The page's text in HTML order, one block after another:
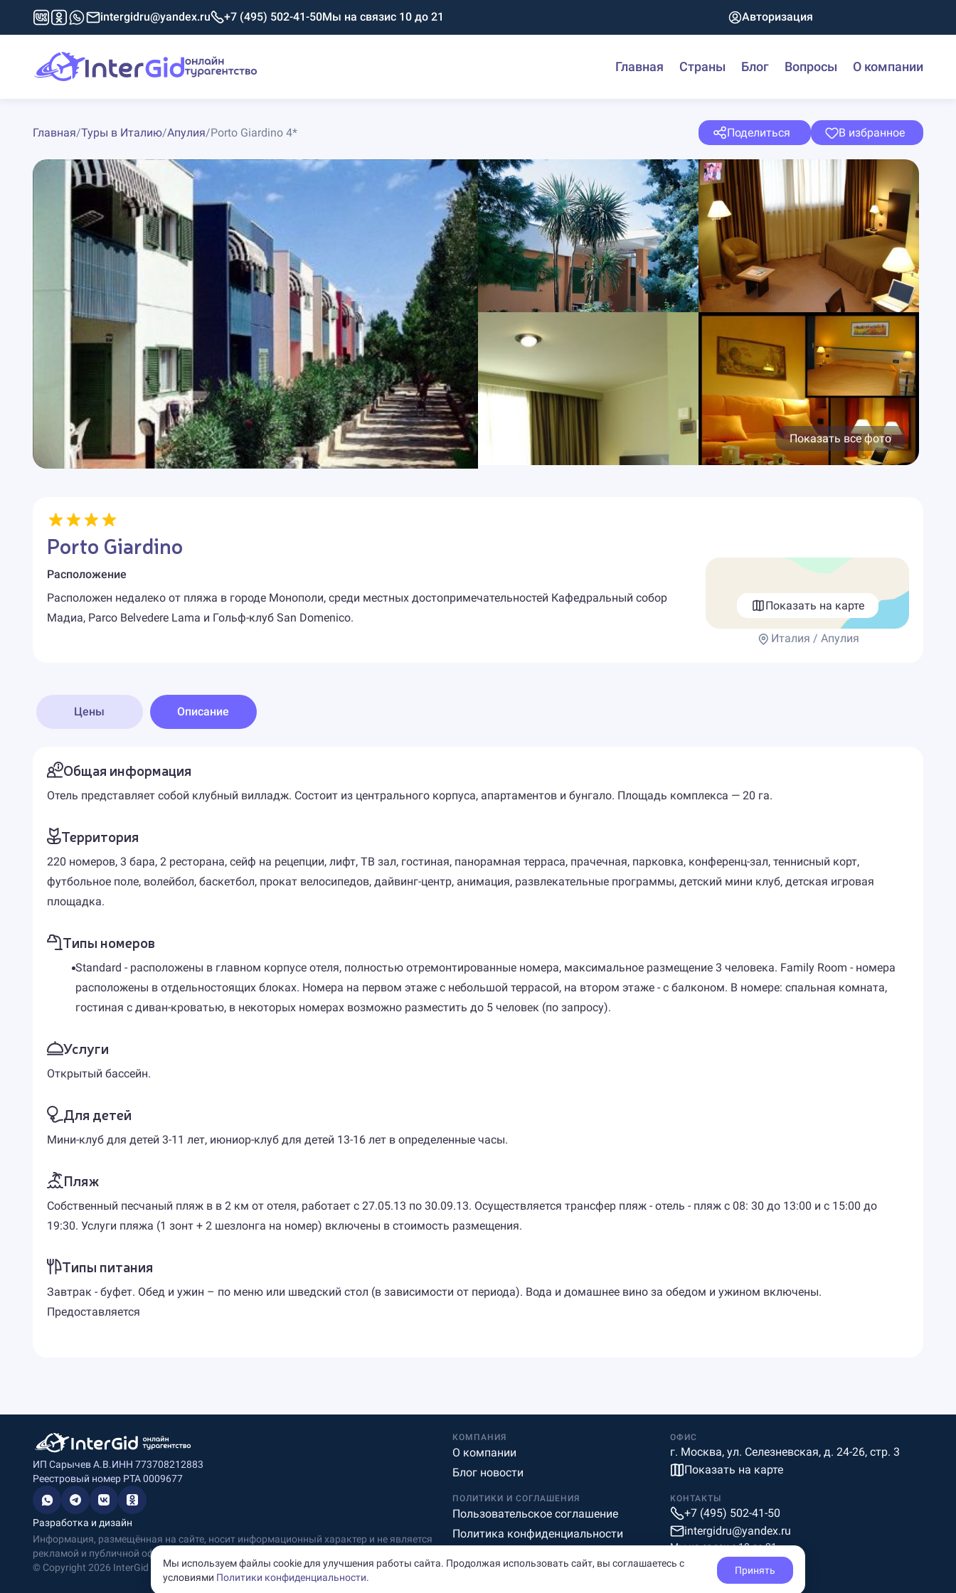
intergidru@yandex.ru +7 (495) 502-41-50Мы на связис 10 до 21 Авторизация
Главная Страны Блог Вопросы О компании
Главная/Туры в Италию/Апулия/Porto Giardino 4* Поделиться В избранное
Показать все фото
Porto Giardino
Расположение
Расположен недалеко от пляжа в городе Монополи, среди местных достопримечательностей Кафедральный собор
Мадиа, Parco Belvedere Lama и Гольф-клуб San Domenico.
Показать на карте
Италия / Апулия
Цены Описание
Общая информация
Отель представляет собой клубный вилладж. Состоит из центрального корпуса, апартаментов и бунгало. Площадь комплекса — 20 га.
Территория
220 номеров, 3 бара, 2 ресторана, сейф на рецепции, лифт, ТВ зал, гостиная, панорамная терраса, прачечная, парковка, конференц-зал, теннисный корт,
футбольное поле, волейбол, баскетбол, прокат велосипедов, дайвинг-центр, анимация, развлекательные программы, детский мини клуб, детская игровая
площадка.
Типы номеров
Standard - расположены в главном корпусе отеля, полностью отремонтированные номера, максимальное размещение 3 человека. Family Room - номера
расположены в отдельностоящих блоках. Номера на первом этаже с небольшой террасой, на втором этаже - с балконом. В номере: спальная комната,
гостиная с диван-кроватью, в некоторых номерах возможно разместить до 5 человек (по запросу).
Услуги
Открытый бассейн.
Для детей
Мини-клуб для детей 3-11 лет, июниор-клуб для детей 13-16 лет в определенные часы.
Пляж
Собственный песчаный пляж в в 2 км от отеля, работает с 27.05.13 по 30.09.13. Осуществляется трансфер пляж - отель - пляж с 08: 30 до 13:00 и с 15:00 до
19:30. Услуги пляжа (1 зонт + 2 шезлонга на номер) включены в стоимость размещения.
Типы питания
Завтрак - буфет. Обед и ужин – по меню или шведский стол (в зависимости от периода). Вода и домашнее вино за обедом и ужином включены.
Предоставляется
ИП Сарычев А.В.ИНН 773708212883
Реестровый номер РТА 0009677
Разработка и дизайн
Информация, размещённая на сайте, носит информационный характер и не является
рекламой и публичной офертой.
© Copyright 2026 InterGid Все права защищены.
КОМПАНИЯ
О компании
Блог новости
ОФИС
г. Москва, ул. Селезневская, д. 24-26, стр. 3
Показать на карте
ПОЛИТИКИ И СОГЛАШЕНИЯ
Пользовательское соглашение
Политика конфиденциальности
КОНТАКТЫ
+7 (495) 502-41-50
intergidru@yandex.ru
Мы на связи c 10 до 21
Мы используем файлы cookie для улучшения работы сайта. Продолжая использовать сайт, вы соглашаетесь с
условиями Политики конфиденциальности.
Принять